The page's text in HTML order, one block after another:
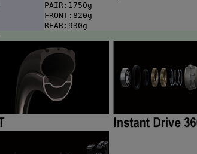
PAIR:1750g
FRONT:820g
REAR:930g